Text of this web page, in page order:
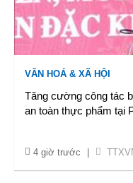
VĂN HOÁ & XÃ HỘI
Tăng cường công tác
an toàn thực phẩm tại
4 giờ trước